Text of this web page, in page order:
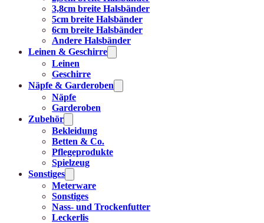
3,8cm breite Halsbänder
5cm breite Halsbänder
6cm breite Halsbänder
Andere Halsbänder
Leinen & Geschirre
Leinen
Geschirre
Näpfe & Garderoben
Näpfe
Garderoben
Zubehör
Bekleidung
Betten & Co.
Pflegeprodukte
Spielzeug
Sonstiges
Meterware
Sonstiges
Nass- und Trockenfutter
Leckerlis